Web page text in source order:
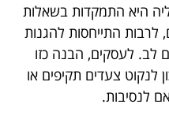
היא התמקדות בשאלות
לרבות התייחסות להגנות
לב. לעסקים, הבנה כזו
לנקוט צעדים תקיפים או
לנסיבות.